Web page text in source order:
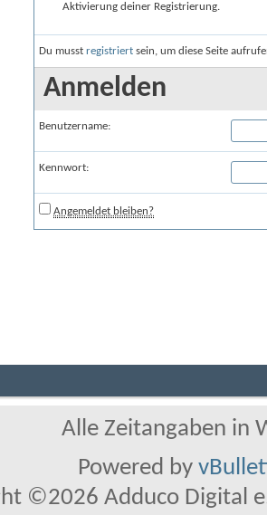
Aktivierung deiner Registrierung.
Du musst registriert sein, um diese Seite
Anmelden
Benutzername:
Kennwort:
Angemeldet bleiben?
Alle Zeitangaben in
Powered by
©2026 Adduco Digital